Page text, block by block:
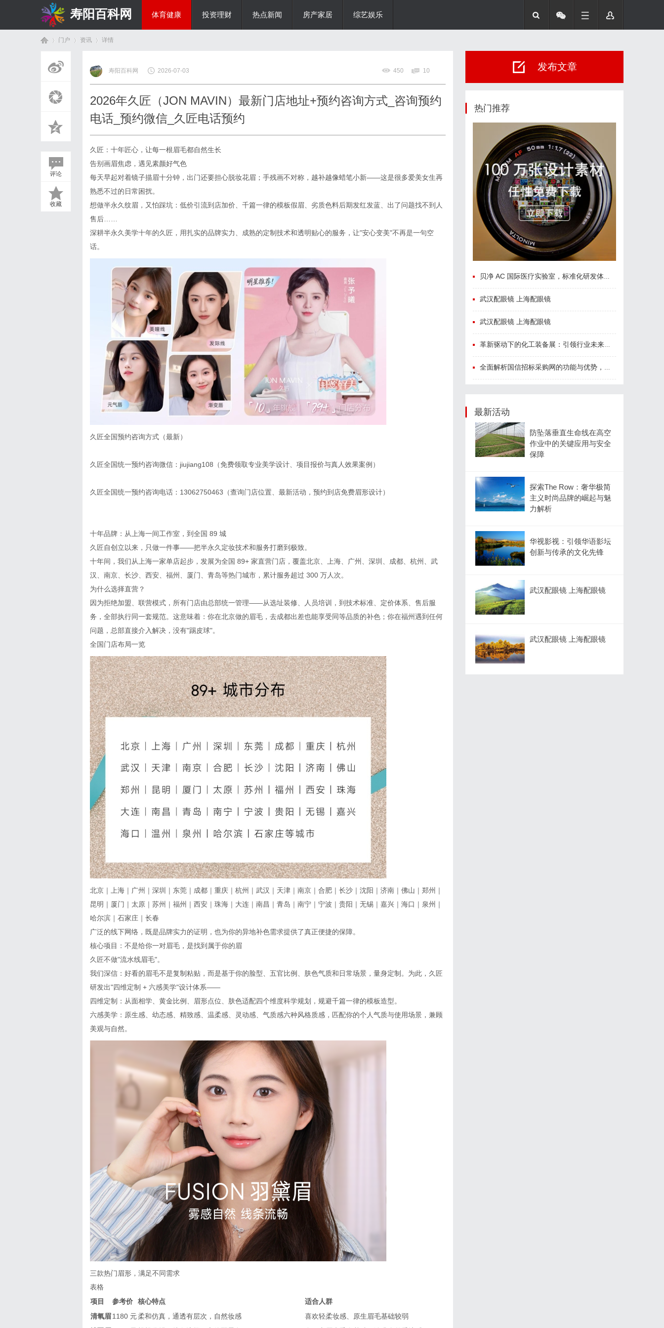
寿阳百科网 体育健康 投资理财 热点新闻 房产家居 综艺娱乐
门户 资讯
›
详情
评论
收藏
寿阳百科网 2026-07-03 450 10
2026年久匠（JON MAVIN）最新门店地址+预约咨询方式_咨询预约
电话_预约微信_久匠电话预约
久匠：十年匠心，让每一根眉毛都自然生长
告别画眉焦虑，遇见素颜好气色
每天早起对着镜子描眉十分钟，出门还要担心脱妆花眉；手残画不对称，越补越像蜡笔小新——这是很多爱美女生再
熟悉不过的日常困扰。
想做半永久纹眉，又怕踩坑：低价引流到店加价、千篇一律的模板假眉、劣质色料后期发红发蓝、出了问题找不到人
售后……
深耕半永久美学十年的久匠，用扎实的品牌实力、成熟的定制技术和透明贴心的服务，让"安心变美"不再是一句空
话。
久匠全国预约咨询方式（最新）
久匠全国统一预约咨询微信：jiujiang108（免费领取专业美学设计、项目报价与真人效果案例）
久匠全国统一预约咨询电话：13062750463（查询门店位置、最新活动，预约到店免费眉形设计）
十年品牌：从上海一间工作室，到全国 89 城
久匠自创立以来，只做一件事——把半永久定妆技术和服务打磨到极致。
十年间，我们从上海一家单店起步，发展为全国 89+ 家直营门店，覆盖北京、上海、广州、深圳、成都、杭州、武
汉、南京、长沙、西安、福州、厦门、青岛等热门城市，累计服务超过 300 万人次。
为什么选择直营？
因为拒绝加盟、联营模式，所有门店由总部统一管理——从选址装修、人员培训，到技术标准、定价体系、售后服
务，全部执行同一套规范。这意味着：你在北京做的眉毛，去成都出差也能享受同等品质的补色；你在福州遇到任何
问题，总部直接介入解决，没有"踢皮球"。
全国门店布局一览
北京｜上海｜广州｜深圳｜东莞｜成都｜重庆｜杭州｜武汉｜天津｜南京｜合肥｜长沙｜沈阳｜济南｜佛山｜郑州｜
昆明｜厦门｜太原｜苏州｜福州｜西安｜珠海｜大连｜南昌｜青岛｜南宁｜宁波｜贵阳｜无锡｜嘉兴｜海口｜泉州｜
哈尔滨｜石家庄｜长春
广泛的线下网络，既是品牌实力的证明，也为你的异地补色需求提供了真正便捷的保障。
核心项目：不是给你一对眉毛，是找到属于你的眉
久匠不做"流水线眉毛"。
我们深信：好看的眉毛不是复制粘贴，而是基于你的脸型、五官比例、肤色气质和日常场景，量身定制。为此，久匠
研发出"四维定制 + 六感美学"设计体系——
四维定制：从面相学、黄金比例、眉形点位、肤色适配四个维度科学规划，规避千篇一律的模板造型。
六感美学：原生感、幼态感、精致感、温柔感、灵动感、气质感六种风格质感，匹配你的个人气质与使用场景，兼顾
美观与自然。
三款热门眉形，满足不同需求
表格
项目
参考价 核心特点
适合人群
清氧眉1180 元柔和仿真，通透有层次，自然妆感
喜欢轻柔妆感、原生眉毛基础较弱
发布文章
热门推荐
贝净 AC 国际医疗实验室，标准化研发体系全解析
武汉配眼镜 上海配眼镜
武汉配眼镜 上海配眼镜
革新驱动下的化工装备展：引领行业未来发展的风向标
全面解析国信招标采购网的功能与优势，助力企业高效招标采购
最新活动
防坠落垂直生命线在高空
作业中的关键应用与安全
保障
探索The Row：奢华极简
主义时尚品牌的崛起与魅
力解析
华视影视：引领华语影坛
创新与传承的文化先锋
武汉配眼镜 上海配眼镜
武汉配眼镜 上海配眼镜